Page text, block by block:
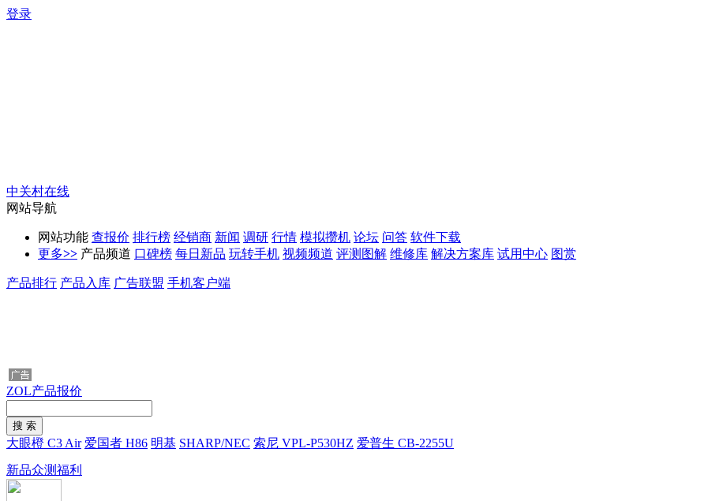
登录
中关村在线
网站导航
网站功能 查报价 排行榜 经销商 新闻 调研 行情 模拟攒机 论坛 问答 软件下载
更多>> 产品频道 口碑榜 每日新品 玩转手机 视频频道 评测图解 维修库 解决方案库 试用中心 图赏
产品排行 产品入库 广告联盟 手机客户端
ZOL产品报价
大眼橙 C3 Air 爱国者 H86 明基 SHARP/NEC 索尼 VPL-P530HZ 爱普生 CB-2255U
新品众测福利